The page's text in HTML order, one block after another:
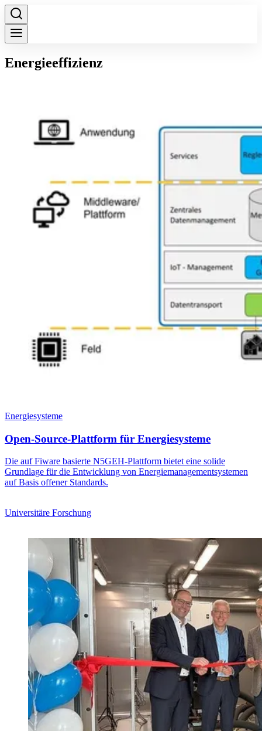
Energieeffizienz
Energiesysteme
Open-Source-Plattform für Energiesysteme
Die auf Fiware basierte N5GEH-Plattform bietet eine solide
Grundlage für die Entwicklung von Energie­managementsystemen
auf Basis offener Standards.
Universitäre Forschung